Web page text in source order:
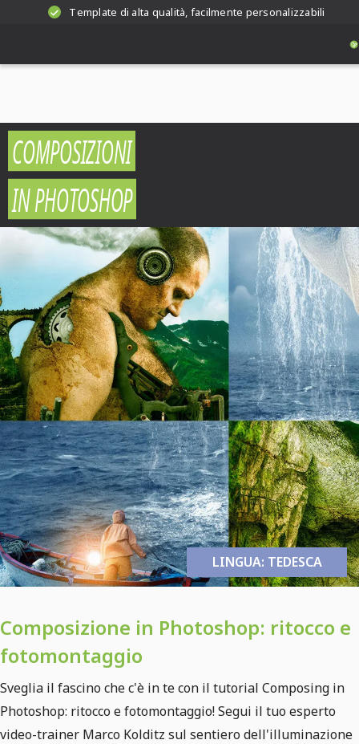
Template di alta qualità, facilmente personalizzabili
COMPOSIZIONI
IN PHOTOSHOP
LINGUA: TEDESCA
Composizione in Photoshop: ritocco e
fotomontaggio
Sveglia il fascino che c'è in te con il tutorial Composing in
Photoshop: ritocco e fotomontaggio! Segui il tuo esperto
video-trainer Marco Kolditz sul sentiero dell'illuminazione